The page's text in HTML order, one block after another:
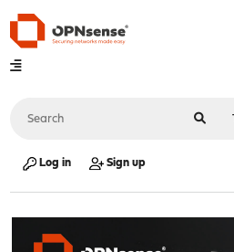
Log in Sign up